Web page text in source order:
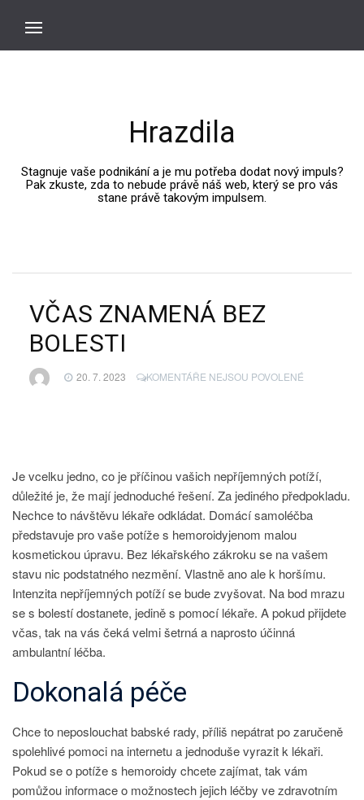
Hrazdila
Stagnuje vaše podnikání a je mu potřeba dodat nový impuls?
Pak zkuste, zda to nebude právě náš web, který se pro vás
stane právě takovým impulsem.
VČAS ZNAMENÁ BEZ
BOLESTI
20. 7. 2023 KOMENTÁŘE NEJSOU POVOLENÉU
BOLESTI
Je vcelku jedno, co je příčinou vašich nepříjemných potíží,
důležité je, že mají jednoduché řešení. Za jediného předpokladu.
Nechce to návštěvu lékaře odkládat. Domácí samoléčba
představuje pro vaše potíže s hemoroidyjenom malou
kosmetickou úpravu. Bez lékařského zákroku se na vašem
stavu nic podstatného nezmění. Vlastně ano ale k horšímu.
Intenzita nepříjemných potíží se bude zvyšovat. Na bod mrazu
se s bolestí dostanete, jedině s pomocí lékaře. A pokud přijdete
včas, tak na vás čeká velmi šetrná a naprosto účinná
ambulantní léčba.
Dokonalá péče
Chce to neposlouchat babské rady, příliš nepátrat po zaručeně
spolehlivé pomoci na internetu a jednoduše vyrazit k lékaři.
Pokud se o potíže s hemoroidy chcete zajímat, tak vám
pomůžou informace o možnostech jejich léčby ve zdravotním